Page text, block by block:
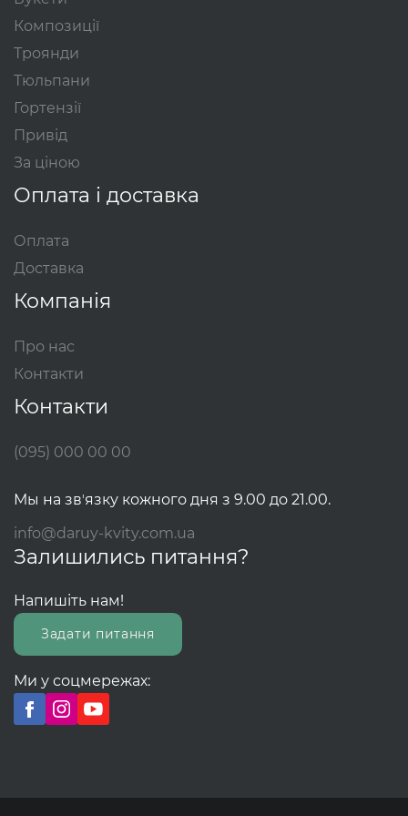
Композиції
Троянди
Тюльпани
Гортензії
Привід
За ціною
Оплата і доставка
Оплата
Доставка
Компанія
Про нас
Контакти
Контакти
(095) 000 00 00
Мы на звʼязку кожного дня з 9.00 до 21.00.
info@daruy-kvity.com.ua
Залишились питання?
Напишіть нам!
Задати питання
Ми у соцмережах: